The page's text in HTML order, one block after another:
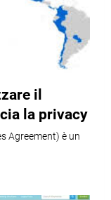
il
la privacy
Agreement) è un